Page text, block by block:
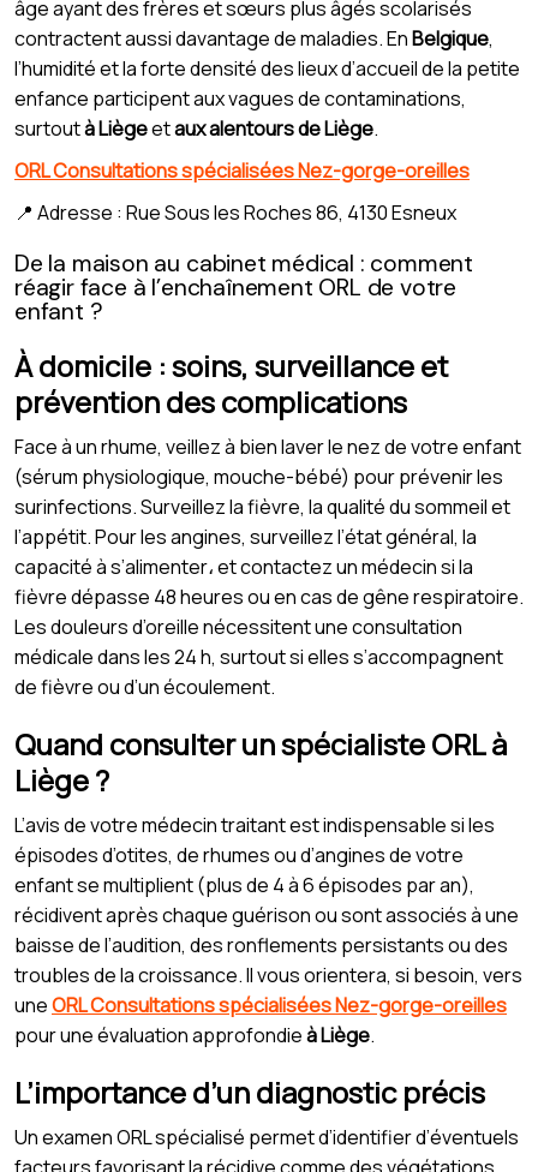
âge ayant des frères et sœurs plus âgés scolarisés
contractent aussi davantage de maladies. EnBelgique,
l’humidité et la forte densité des lieux d’accueil de la petite
enfance participent aux vagues de contaminations,
surtoutà Liègeetaux alentours de Liège.
ORL Consultations spécialisées Nez-gorge-oreilles
📍 Adresse : Rue Sous les Roches 86, 4130 Esneux
De la maison au cabinet médical : comment
réagir face à l’enchaînement ORL de votre
enfant ?
À domicile : soins, surveillance et
prévention des complications
Face à un rhume, veillez à bien laver le nez de votre enfant
(sérum physiologique, mouche-bébé) pour prévenir les
surinfections. Surveillez la fièvre, la qualité du sommeil et
l’appétit. Pour les angines, surveillez l’état général, la
capacité à s’alimenter، et contactez un médecin si la
fièvre dépasse 48 heures ou en cas de gêne respiratoire.
Les douleurs d’oreille nécessitent une consultation
médicale dans les 24 h, surtout si elles s’accompagnent
de fièvre ou d’un écoulement.
Quand consulter un spécialiste ORL à
Liège ?
L’avis de votre médecin traitant est indispensable si les
épisodes d’otites, de rhumes ou d’angines de votre
enfant se multiplient (plus de 4 à 6 épisodes par an),
récidivent après chaque guérison ou sont associés à une
baisse de l’audition, des ronflements persistants ou des
troubles de la croissance. Il vous orientera, si besoin, vers
uneORL Consultations spécialisées Nez-gorge-oreilles
pour une évaluation approfondieà Liège.
L’importance d’un diagnostic précis
Un examen ORL spécialisé permet d’identifier d’éventuels